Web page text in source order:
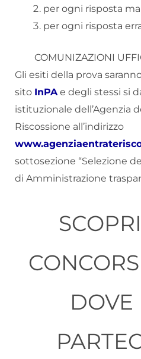
per ogni risposta
per ogni risposta
COMUNIZAZIONI
Gli esiti della prova
sito InPAe degli stessi si
istituzionale dell’Agenzia
Riscossione all’indirizzo
sottosezione “Selezione
di Amministrazione
DOVE